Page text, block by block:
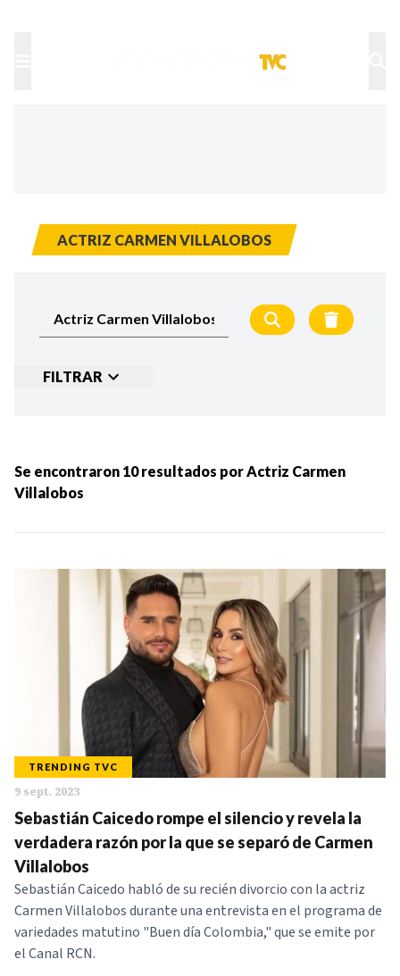
ACTRIZ CARMEN VILLALOBOS
FILTRAR
MÁS RECIENTES
IR
Categorias:
NOTICIAS
Se encontraron 10 resultados porActriz Carmen
Villalobos
TRENDING TVC
9 sept. 2023
Sebastián Caicedo rompe el silencio y revela la
verdadera razón por la que se separó de Carmen
Villalobos
Sebastián Caicedo habló de su recién divorcio con la actriz
Carmen Villalobos durante una entrevista en el programa de
variedades matutino "Buen día Colombia," que se emite por
el Canal RCN.